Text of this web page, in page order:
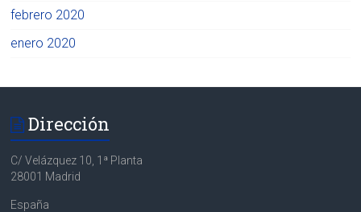
febrero 2020
enero 2020
Dirección
C/ Velázquez 10, 1ª Planta
28001 Madrid
España